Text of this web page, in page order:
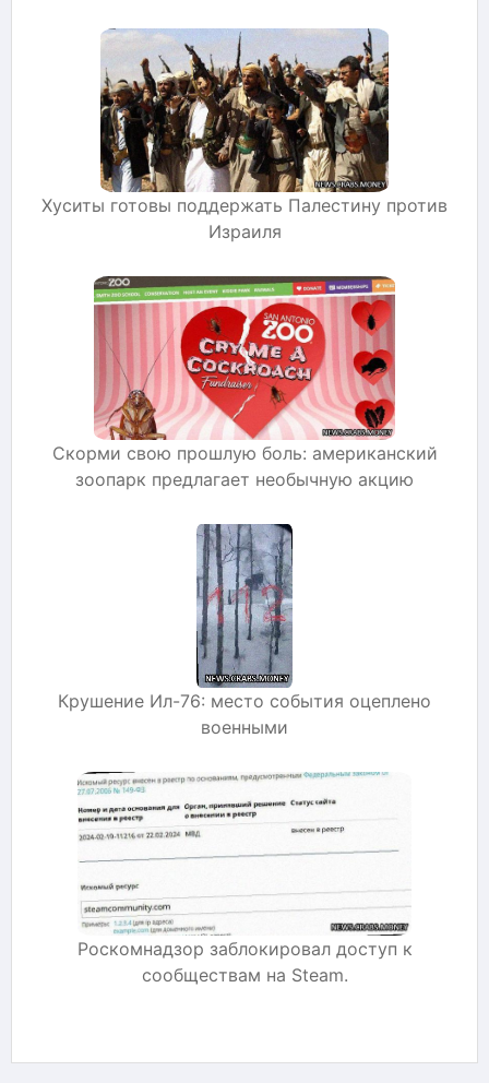
Хуситы готовы поддержать Палестину против
Израиля
Скорми свою прошлую боль: американский
зоопарк предлагает необычную акцию
Крушение Ил-76: место события оцеплено
военными
Роскомнадзор заблокировал доступ к
сообществам на Steam.